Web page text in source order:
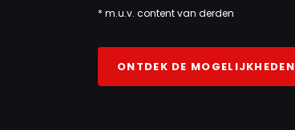
* m.u.v. content van derden
ONTDEK DE MOGELIJKHEDEN